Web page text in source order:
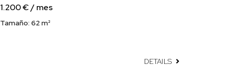
1.200 € / mes
Tamaño: 62 m²
DETAILS